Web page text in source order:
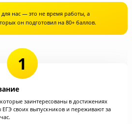
преподавателей
то, кто учит ребенка и проводит с ним
для нас — это не время работы, а
он подготовил на 80+ баллов.